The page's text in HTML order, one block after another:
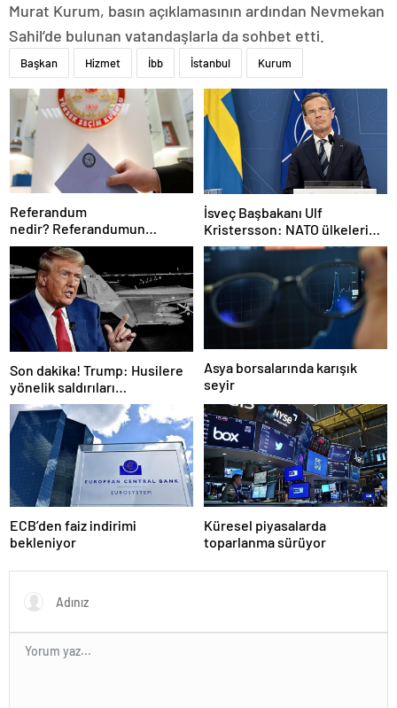
Murat Kurum, basın açıklamasının ardından Nevmekan
Sahil’de bulunan vatandaşlarla da sohbet etti.
Başkan Hizmet İbb İstanbul Kurum
Referandum
nedir? Referandumun
yapılma nedenleri
İsveç Başbakanı Ulf
Kristersson: NATO ülkeleri
savunma harcamalarını
artıracak
Son dakika! Trump: Husilere
yönelik saldırıları
durduruyoruz
Asya borsalarında karışık
seyir
ECB’den faiz indirimi
bekleniyor
Küresel piyasalarda
toparlanma sürüyor